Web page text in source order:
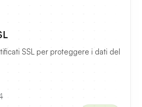
SSL per proteggere i dati del